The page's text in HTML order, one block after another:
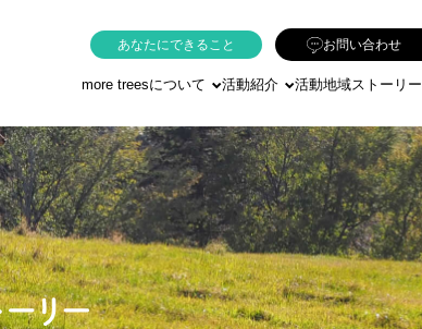
more treesについて 活動紹介 活動地域ストーリー
あなたにできること お問い合わせ